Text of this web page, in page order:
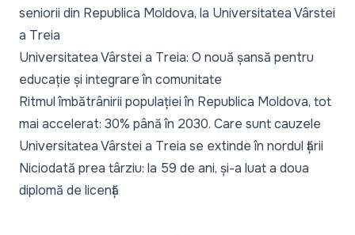
seniorii din Republica Moldova, la Universitatea Vârstei
a Treia
Universitatea Vârstei a Treia: O nouă șansă pentru
educație și integrare în comunitate
Ritmul îmbătrânirii populației în Republica Moldova, tot
mai accelerat: 30% până în 2030. Care sunt cauzele
Universitatea Vârstei a Treia se extinde în nordul țării
Niciodată prea târziu: la 59 de ani, și-a luat a doua
diplomă de licență